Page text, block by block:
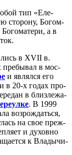
тип «Еле­
сто­ро­ну, Бо­гом­
а в
в XVII в.
пре­бы­вал в мос­
и яв­лял­ся его
в 20-х го­дах про­
в близ­ле­жа­
. В 1999
воз­рож­дать­ся,
на свое преж­
и ду­хов­но
к Вла­ды­чи­